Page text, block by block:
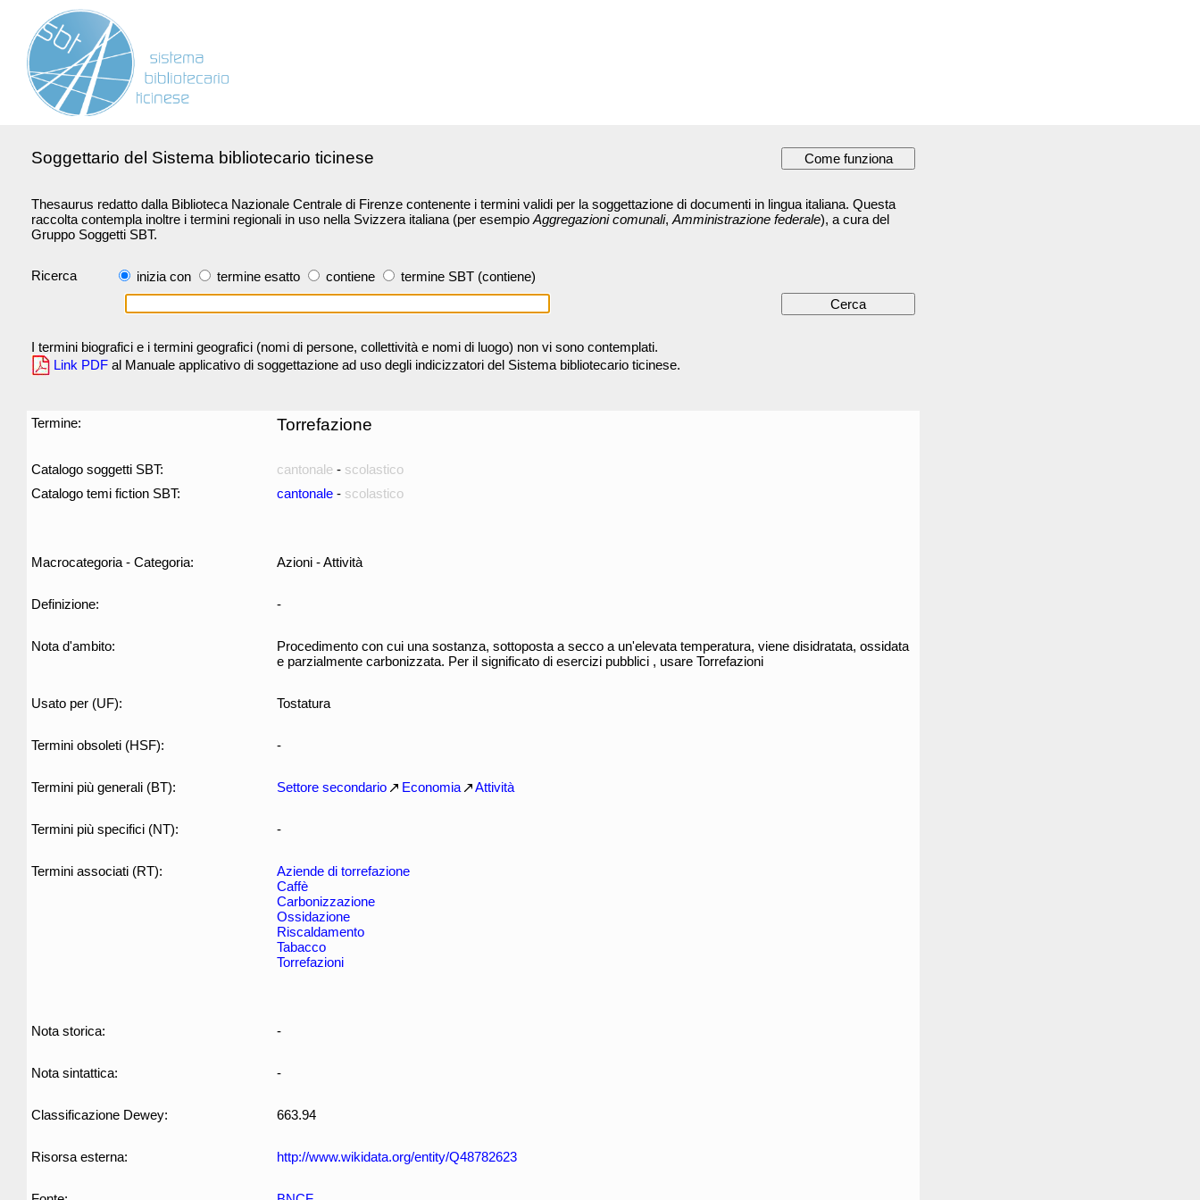
Soggettario del Sistema bibliotecario ticinese
Thesaurus redatto dalla Biblioteca Nazionale Centrale di Firenze contenente i termini validi per la soggettazione di documenti in lingua italiana. Questa
raccolta contempla inoltre i termini regionali in uso nella Svizzera italiana (per esempio Aggregazioni comunali, Amministrazione federale), a cura del
Gruppo Soggetti SBT.
Ricerca inizia con termine esatto contiene termine SBT (contiene)
I termini biografici e i termini geografici (nomi di persone, collettività e nomi di luogo) non vi sono contemplati.
Link PDF al Manuale applicativo di soggettazione ad uso degli indicizzatori del Sistema bibliotecario ticinese.
Termine: Torrefazione
Catalogo soggetti SBT: cantonale - scolastico
Catalogo temi fiction SBT:
cantonale - scolastico
Macrocategoria - Categoria: Azioni - Attività
Definizione: -
Nota d'ambito:
Procedimento con cui una sostanza, sottoposta a secco a un'elevata temperatura, viene disidratata, ossidata
e parzialmente carbonizzata. Per il significato di esercizi pubblici , usare Torrefazioni
Usato per (UF): Tostatura
Termini obsoleti (HSF): -
Termini più generali (BT): Settore secondario Economia Attività
Termini più specifici (NT): -
Termini associati (RT):
Aziende di torrefazione
Caffè
Carbonizzazione
Ossidazione
Riscaldamento
Tabacco
Torrefazioni
Nota storica: -
Nota sintattica: -
Classificazione Dewey: 663.94
Risorsa esterna: http://www.wikidata.org/entity/Q48782623